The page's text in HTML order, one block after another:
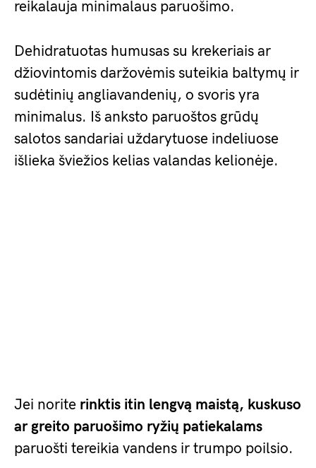
reikalauja minimalaus paruošimo.
Dehidratuotas humusas su krekeriais ar
džiovintomis daržovėmis suteikia baltymų ir
sudėtinių angliavandenių, o svoris yra
minimalus. Iš anksto paruoštos grūdų
salotos sandariai uždarytuose indeliuose
išlieka šviežios kelias valandas kelionėje.
Jei norite rinktis itin lengvą maistą, kuskuso
ar greito paruošimo ryžių patiekalams
paruošti tereikia vandens ir trumpo poilsio.